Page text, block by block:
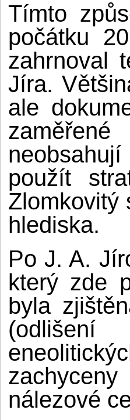
Tímto
počátku
zahrnoval
Jíra.
ale
použít
Zlomkovitý
hlediska.
Po J. A.
který zde
byla
nálezové